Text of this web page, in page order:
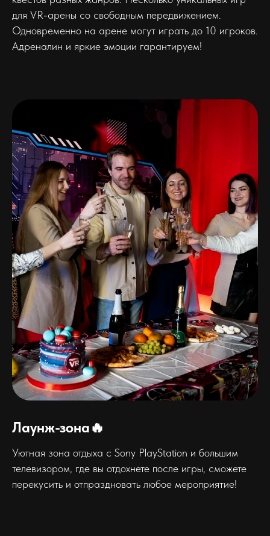
для VR-арены со свободным передвижением.
Одновременно на арене могут играть до 10 игроков.
Адреналин и яркие эмоции гарантируем!
Лаунж-зона🔥
Уютная зона отдыха с Sony PlayStation и большим
телевизором, где вы отдохнете после игры, сможете
перекусить и отпраздновать любое мероприятие!